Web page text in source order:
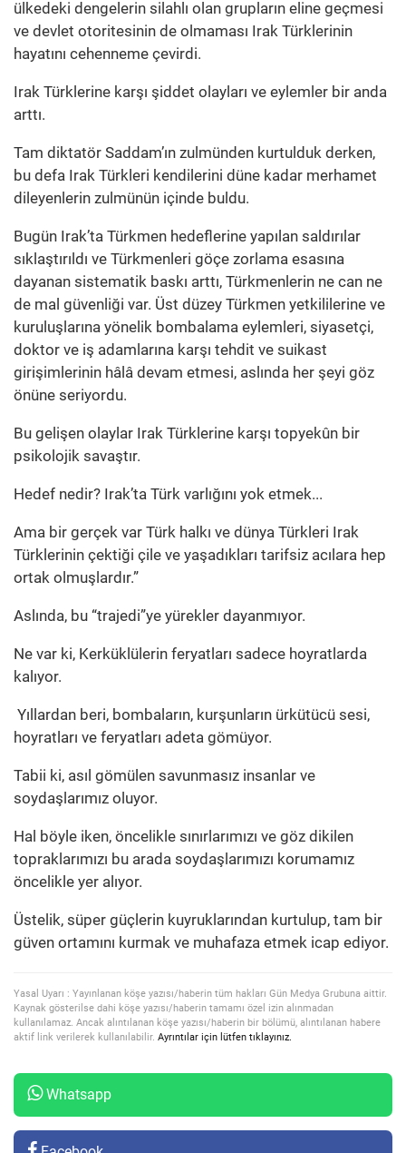
ülkedeki dengelerin silahlı olan grupların eline geçmesi
ve devlet otoritesinin de olmaması Irak Türklerinin
hayatını cehenneme çevirdi.
Irak Türklerine karşı şiddet olayları ve eylemler bir anda
arttı.
Tam diktatör Saddam’ın zulmünden kurtulduk derken,
bu defa Irak Türkleri kendilerini düne kadar merhamet
dileyenlerin zulmünün içinde buldu.
Bugün Irak’ta Türkmen hedeflerine yapılan saldırılar
sıklaştırıldı ve Türkmenleri göçe zorlama esasına
dayanan sistematik baskı arttı, Türkmenlerin ne can ne
de mal güvenliği var. Üst düzey Türkmen yetkililerine ve
kuruluşlarına yönelik bombalama eylemleri, siyasetçi,
doktor ve iş adamlarına karşı tehdit ve suikast
girişimlerinin hâlâ devam etmesi, aslında her şeyi göz
önüne seriyordu.
Bu gelişen olaylar Irak Türklerine karşı topyekûn bir
psikolojik savaştır.
Hedef nedir? Irak’ta Türk varlığını yok etmek...
Ama bir gerçek var Türk halkı ve dünya Türkleri Irak
Türklerinin çektiği çile ve yaşadıkları tarifsiz acılara hep
ortak olmuşlardır.”
Aslında, bu “trajedi”ye yürekler dayanmıyor.
Ne var ki, Kerküklülerin feryatları sadece hoyratlarda
kalıyor.
Yıllardan beri, bombaların, kurşunların ürkütücü sesi,
hoyratları ve feryatları adeta gömüyor.
Tabii ki, asıl gömülen savunmasız insanlar ve
soydaşlarımız oluyor.
Hal böyle iken, öncelikle sınırlarımızı ve göz dikilen
topraklarımızı bu arada soydaşlarımızı korumamız
öncelikle yer alıyor.
Üstelik, süper güçlerin kuyruklarından kurtulup, tam bir
güven ortamını kurmak ve muhafaza etmek icap ediyor.
Yasal Uyarı : Yayınlanan köşe yazısı/haberin tüm hakları Gün Medya Grubuna aittir.
Kaynak gösterilse dahi köşe yazısı/haberin tamamı özel izin alınmadan
kullanılamaz. Ancak alıntılanan köşe yazısı/haberin bir bölümü, alıntılanan habere
aktif link verilerek kullanılabilir. Ayrıntılar için lütfen tıklayınız.
Whatsapp